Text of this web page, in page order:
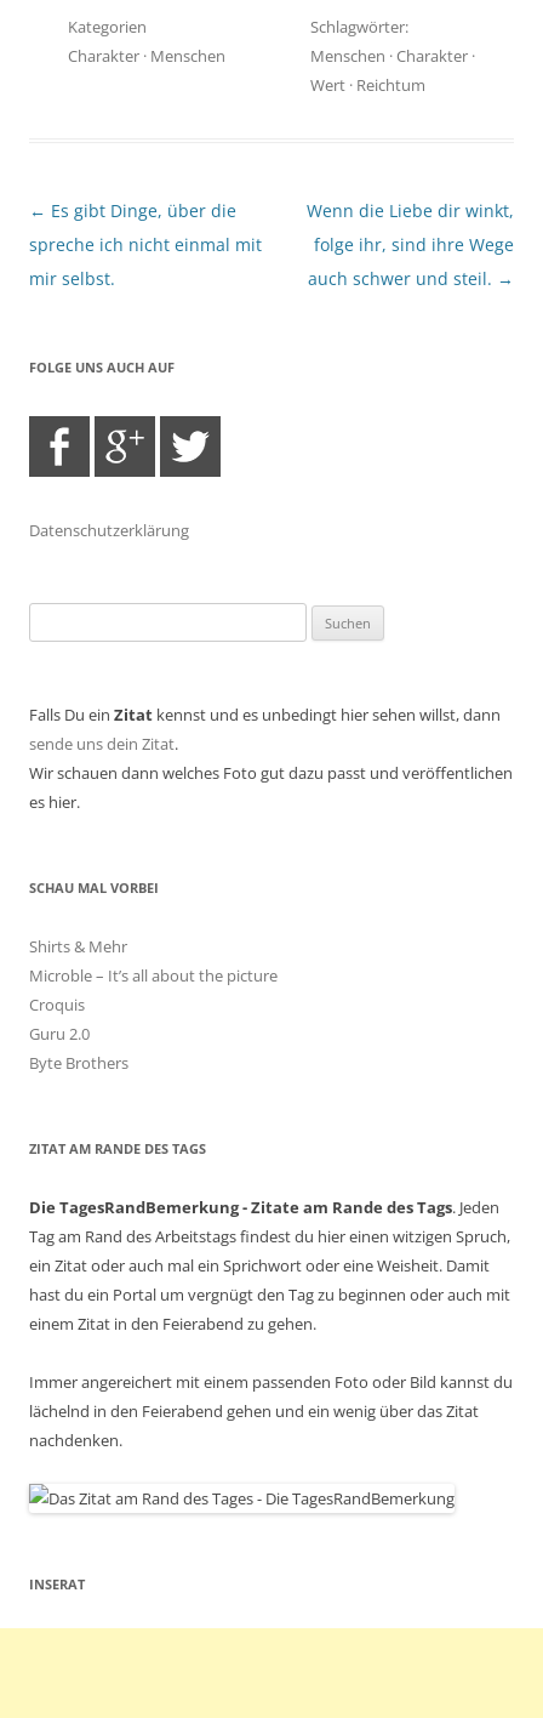
Kategorien
Charakter · Menschen
Schlagwörter:
Menschen ·Charakter ·
Wert · Reichtum
Beitragsnavigation
← Es gibt Dinge, über die
spreche ich nicht einmal mit
mir selbst.
Wenn die Liebe dir winkt,
folge ihr, sind ihre Wege
auch schwer und steil. →
FOLGE UNS AUCH AUF
Datenschutzerklärung
nach:
Falls Du ein Zitat kennst und es unbedingt hier sehen willst, dann
sende uns dein Zitat.
Wir schauen dann welches Foto gut dazu passt und veröffentlichen
es hier.
SCHAU MAL VORBEI
Shirts & Mehr
Microble – It’s all about the picture
Croquis
Guru 2.0
Byte Brothers
ZITAT AM RANDE DES TAGS
Die TagesRandBemerkung - Zitate am Rande des Tags. Jeden
Tag am Rand des Arbeitstags findest du hier einen witzigen Spruch,
ein Zitat oder auch mal ein Sprichwort oder eine Weisheit. Damit
hast du ein Portal um vergnügt den Tag zu beginnen oder auch mit
einem Zitat in den Feierabend zu gehen.
Immer angereichert mit einem passenden Foto oder Bild kannst du
lächelnd in den Feierabend gehen und ein wenig über das Zitat
nachdenken.
INSERAT